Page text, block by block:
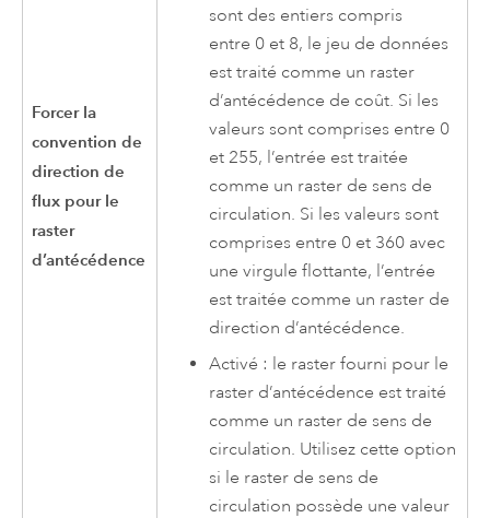
Forcer la
convention de
direction de
flux pour le
raster
d’antécédence
sont des entiers compris
entre 0 et 8, le jeu de données
est traité comme un raster
d’antécédence de coût. Si les
valeurs sont comprises entre 0
et 255, l’entrée est traitée
comme un raster de sens de
circulation. Si les valeurs sont
comprises entre 0 et 360 avec
une virgule flottante, l’entrée
est traitée comme un raster de
direction d’antécédence.
Activé : le raster fourni pour le
raster d’antécédence est traité
comme un raster de sens de
circulation. Utilisez cette option
si le raster de sens de
circulation possède une valeur